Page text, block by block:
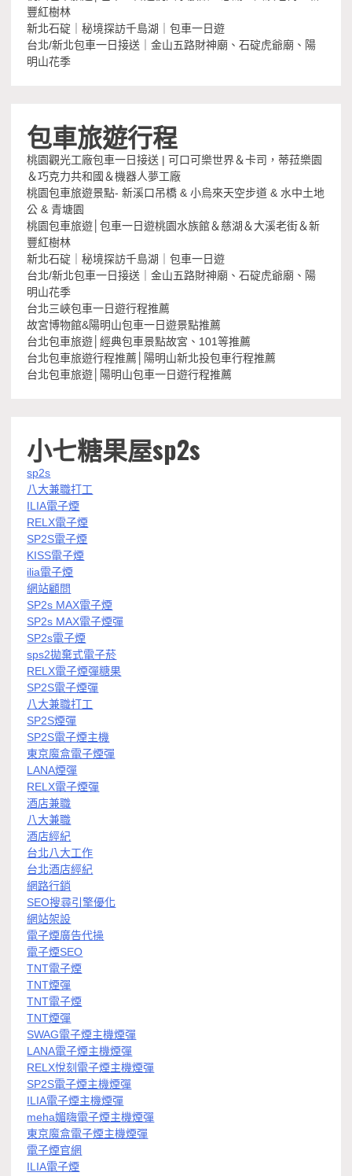
豐紅樹林
新北石碇｜秘境探訪千島湖｜包車一日遊
台北/新北包車一日接送｜金山五路財神廟、石碇虎爺廟、陽
明山花季
包車旅遊行程
桃園觀光工廠包車一日接送 | 可口可樂世界＆卡司，蒂菈樂園
＆巧克力共和國＆機器人夢工廠
桃園包車旅遊景點- 新溪口吊橋 & 小烏來天空步道 & 水中土地
公 & 青塘園
桃園包車旅遊│包車一日遊桃園水族館＆慈湖＆大溪老街＆新
豐紅樹林
新北石碇｜秘境探訪千島湖｜包車一日遊
台北/新北包車一日接送｜金山五路財神廟、石碇虎爺廟、陽
明山花季
台北三峽包車一日遊行程推薦
故宮博物館&陽明山包車一日遊景點推薦
台北包車旅遊│經典包車景點故宮、101等推薦
台北包車旅遊行程推薦│陽明山新北投包車行程推薦
台北包車旅遊│陽明山包車一日遊行程推薦
小七糖果屋sp2s
sp2s
八大兼職打工
ILIA電子煙
RELX電子煙
SP2S電子煙
KISS電子煙
ilia電子煙
網站顧問
SP2s MAX電子煙
SP2s MAX電子煙彈
SP2s電子煙
sps2拋棄式電子菸
RELX電子煙彈糖果
SP2S電子煙彈
八大兼職打工
SP2S煙彈
SP2S電子煙主機
東京魔盒電子煙彈
LANA煙彈
RELX電子煙彈
酒店兼職
八大兼職
酒店經紀
台北八大工作
台北酒店經紀
網路行銷
SEO搜尋引擎優化
網站架設
電子煙廣告代操
電子煙SEO
TNT電子煙
TNT煙彈
TNT電子煙
TNT煙彈
SWAG電子煙主機煙彈
LANA電子煙主機煙彈
RELX悅刻電子煙主機煙彈
SP2S電子煙主機煙彈
ILIA電子煙主機煙彈
meha媚嗨電子煙主機煙彈
東京魔盒電子煙主機煙彈
電子煙官網
ILIA電子煙